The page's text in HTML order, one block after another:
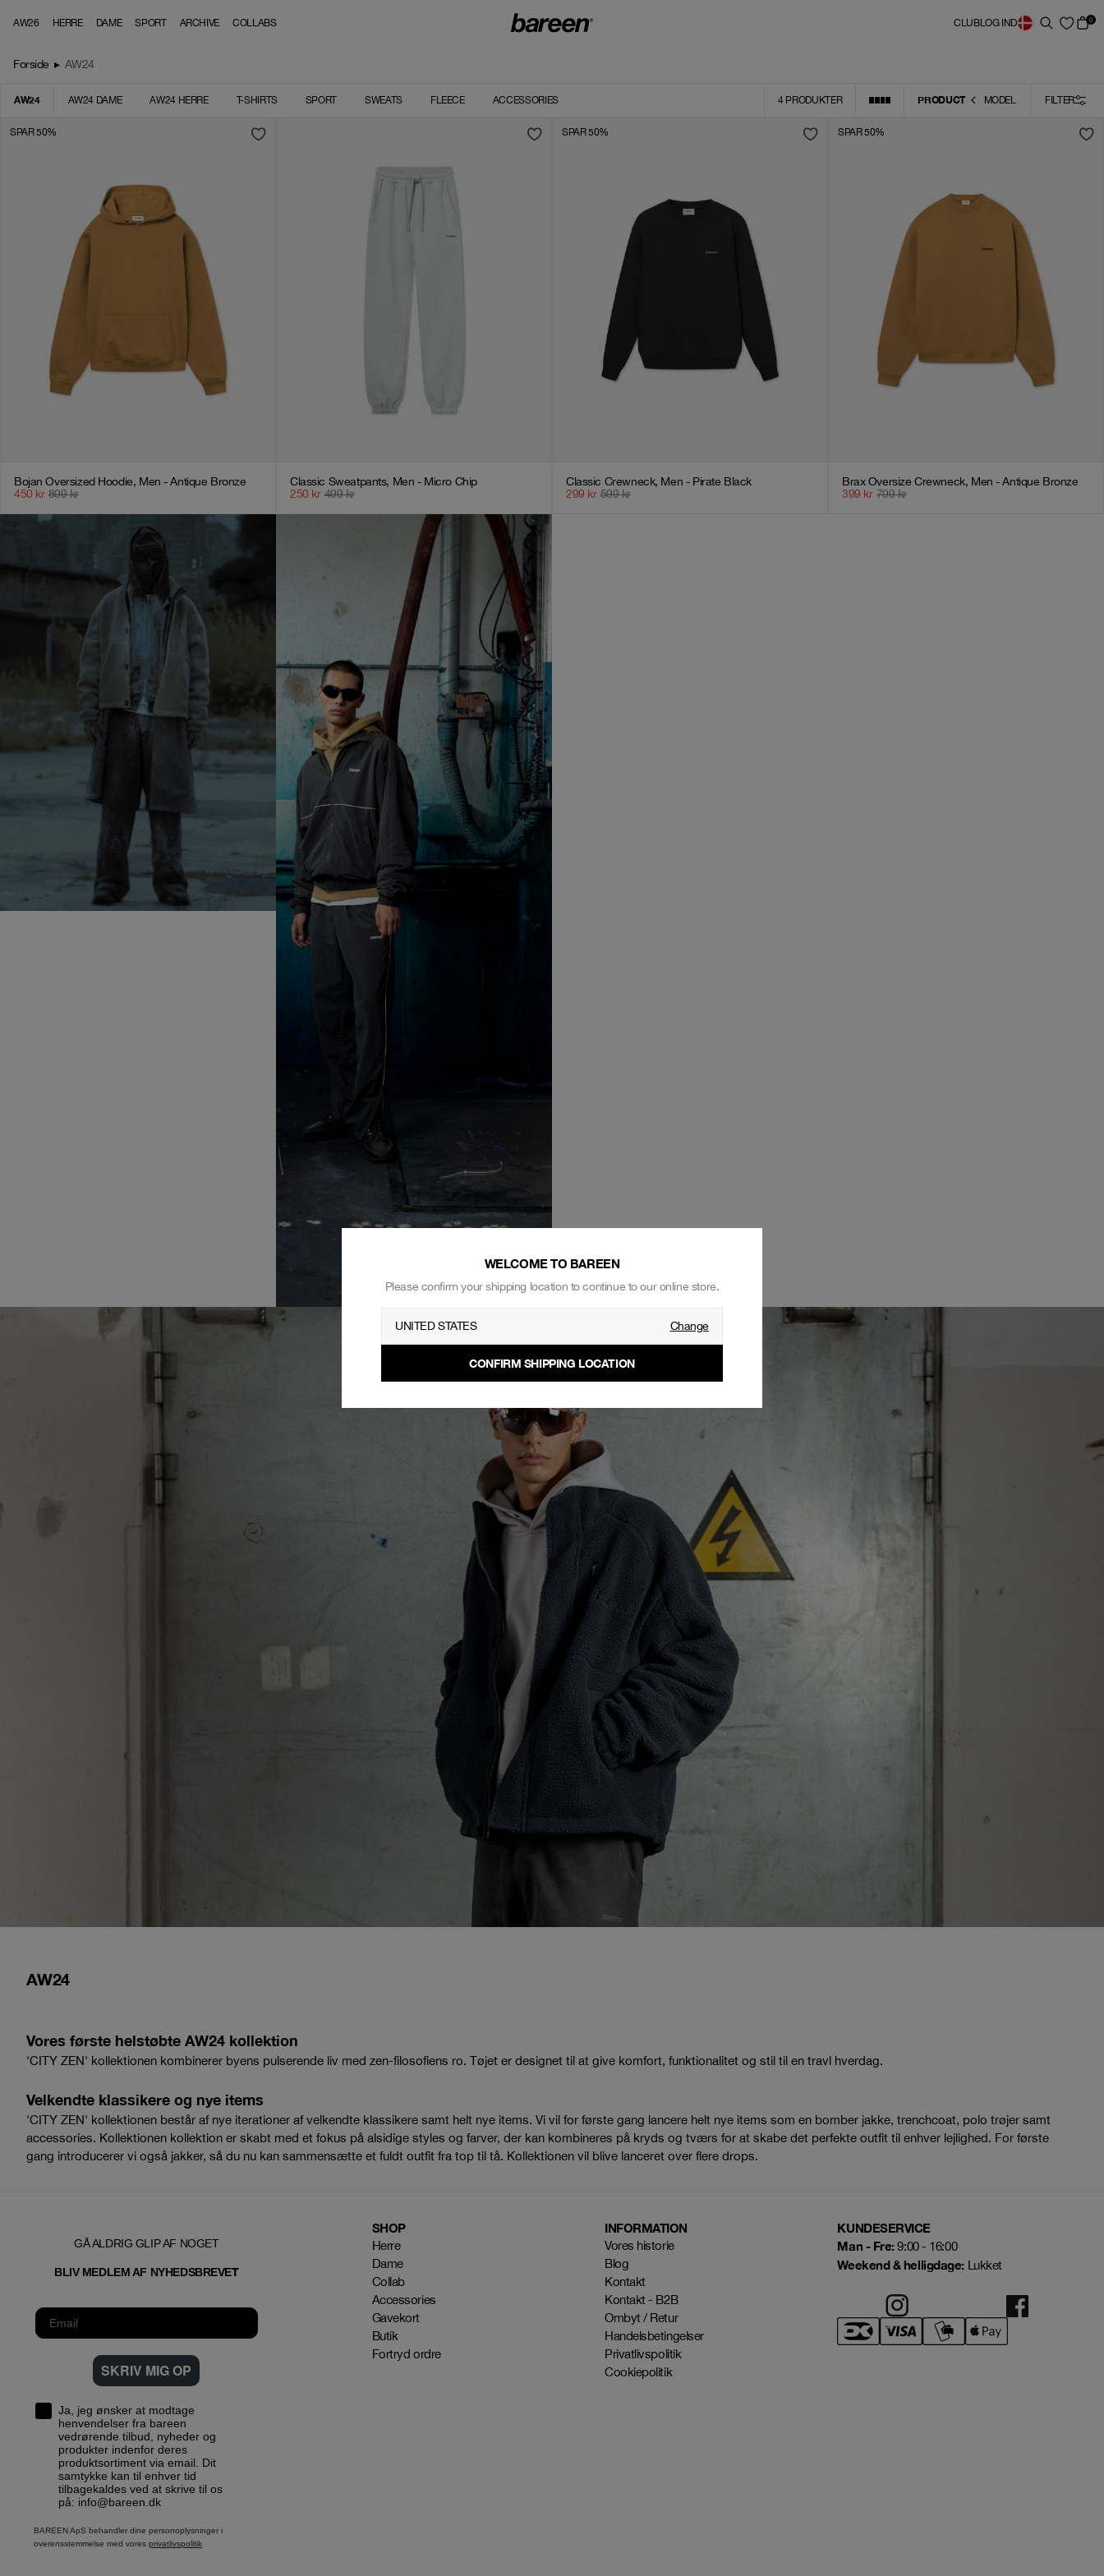
AW26 HERRE DAME SPORT ARCHIVE COLLABS CLUBLOG IND 0
Forside ▸ AW24
AW24 AW24 DAME AW24 HERRE T-SHIRTS SPORT SWEATS FLEECE ACCESSORIES 4 PRODUKTER PRODUCT MODEL FILTER
SPAR 50%
Bojan Oversized Hoodie, Men - Antique Bronze
450 kr 899 kr
Classic Sweatpants, Men - Micro Chip
250 kr 499 kr
SPAR 50%
Classic Crewneck, Men - Pirate Black
299 kr 599 kr
SPAR 50%
Brax Oversize Crewneck, Men - Antique Bronze
399 kr 799 kr
SHOP THE LOOK
AW24
Vores første helstøbte AW24 kollektion
'CITY ZEN' kollektionen kombinerer byens pulserende liv med zen-filosofiens ro. Tøjet er designet til at give komfort, funktionalitet og stil til en travl hverdag.
Velkendte klassikere og nye items
'CITY ZEN' kollektionen består af nye iterationer af velkendte klassikere samt helt nye items. Vi vil for første gang lancere helt nye items som en bomber jakke, trenchcoat, polo trøjer samt
accessories. Kollektionen kollektion er skabt med et fokus på alsidige styles og farver, der kan kombineres på kryds og tværs for at skabe det perfekte outfit til enhver lejlighed. For første
gang introducerer vi også jakker, så du nu kan sammensætte et fuldt outfit fra top til tå. Kollektionen vil blive lanceret over flere drops.
GÅ ALDRIG GLIP AF NOGET
BLIV MEDLEM AF NYHEDSBREVET
SKRIV MIG OP
Ja, jeg ønsker at modtage
henvendelser fra bareen
vedrørende tilbud, nyheder og
produkter indenfor deres
produktsortiment via email. Dit
samtykke kan til enhver tid
tilbagekaldes ved at skrive til os
på: info@bareen.dk
BAREEN ApS behandler dine personoplysninger i
overensstemmelse med vores privatlivspolitik
SHOP
Herre
Dame
Collab
Accessories
Gavekort
Butik
Fortryd ordre
INFORMATION
Vores historie
Blog
Kontakt
Kontakt - B2B
Ombyt / Retur
Handelsbetingelser
Privatlivspolitik
Cookiepolitik
KUNDESERVICE
Man - Fre:9:00 - 16:00
Weekend & helligdage:Lukket
WELCOME TO BAREEN
Please confirm your shipping location to continue to our online store.
UNITED STATES Change
CONFIRM SHIPPING LOCATION